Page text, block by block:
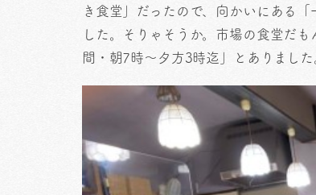
き食堂」だったので、向かいにある
した。そりゃそうか。市場の食堂だ
間・朝7時〜夕方3時迄」とありました